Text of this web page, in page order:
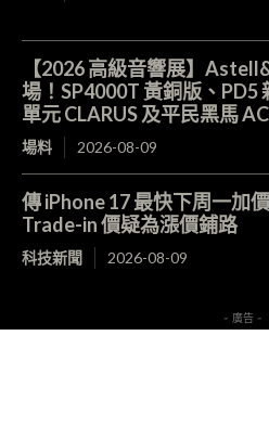
【2026 高級音響展】
場！SP4000T 黃銅版、PD5
單元 CLARUS 及平民黑馬
場料 2026-08-09
傳 iPhone 17 最快下周一加
Trade-in 價疑為漲價鋪路
科技新聞 2026-08-09
- 廣告 -